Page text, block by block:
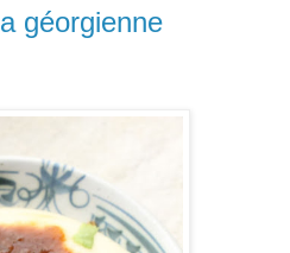
géorgienne